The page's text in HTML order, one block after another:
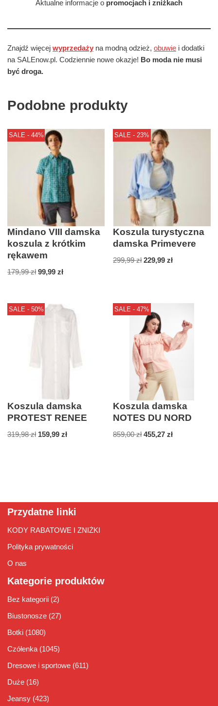
Aktualne informacje o promocjach i zniżkach
Znajdź więcej wyprzedaży na modną odzież, obuwie i dodatki
na SALEnow.pl. Codziennie nowe okazje! Bo moda nie musi
być droga.
Podobne produkty
SALE - 44%
Mindano VIII damska
koszula z krótkim
rękawem
179,99zł 99,99 zł
SALE - 23%
Koszula turystyczna
damska Primevere
299,99zł 229,99zł
SALE - 50%
Koszula damska
PROTEST RENEE
319,98zł 159,99 zł
SALE - 47%
Koszula damska
NOTES DU NORD
859,00zł 455,27zł
Przydatne linki
KODY RABATOWE I ZNIŻKI
Polityka prywatności
O nas
Kategorie produktów
Bez kategorii (2)
Biustonosze (27)
Botki (1080)
Czółenka (1045)
Dresowe i sportowe (611)
Duże (16)
Jeansy (423)